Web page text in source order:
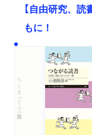
【自由研究、
もに！
ちくまプリマー新書